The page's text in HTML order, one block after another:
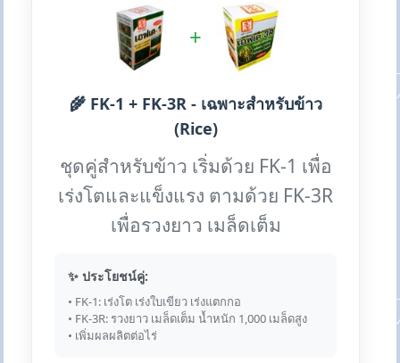
+
🌾 FK-1 + FK-3R - เฉพาะสำหรับข้าว
(Rice)
ชุดคู่สำหรับข้าว เริ่มด้วย FK-1 เพื่อ
เร่งโตและแข็งแรง ตามด้วย FK-3R
เพื่อรวงยาว เมล็ดเต็ม
✨ ประโยชน์คู่:
• FK-1: เร่งโต เร่งใบเขียว เร่งแตกกอ
• FK-3R: รวงยาว เมล็ดเต็ม น้ำหนัก 1,000 เมล็ดสูง
• เพิ่มผลผลิตต่อไร่